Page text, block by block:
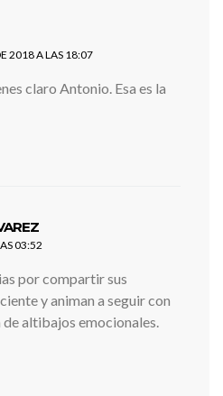
2018 A LAS 18:07
claro Antonio. Esa es la
03:52
por compartir sus
y animan a seguir con
altibajos emocionales.